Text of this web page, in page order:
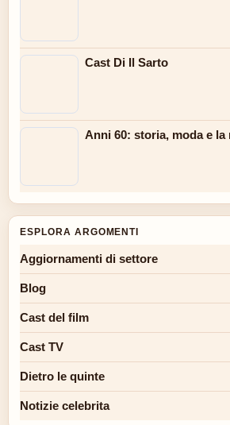
Cast Di Il Sarto
Anni 60: storia, moda e la
ESPLORA ARGOMENTI
Aggiornamenti di settore
Blog
Cast del film
Cast TV
Dietro le quinte
Notizie celebrita